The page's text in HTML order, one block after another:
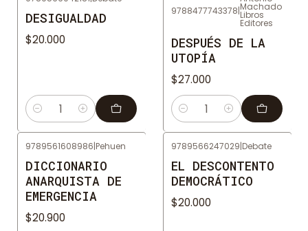
DESIGUALDAD
$20.000
Cantidad
9788477743378|Machado
Libros
Editores
DESPUÉS DE LA
UTOPÍA
$27.000
Cantidad
9789561608986|Pehuen
DICCIONARIO
ANARQUISTA DE
EMERGENCIA
$20.900
9789566247029|Debate
EL DESCONTENTO
DEMOCRÁTICO
$20.000